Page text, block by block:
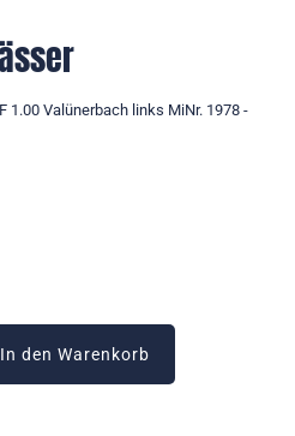
1.00 Valünerbach links MiNr. 1978 -
In den Warenkorb